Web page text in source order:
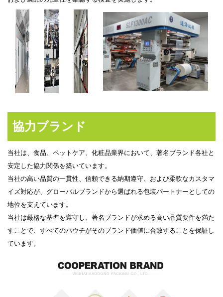
協力ブランド
当社は、食品、ペットケア、化粧品業界において、著名ブランド各社と
安定した協力関係を築いています。
当社の高い品質の一貫性、信頼できる納期遵守、および柔軟なカスタマ
イズ対応が、グローバルブランドから選ばれる包装パートナーとしての
地位を支えています。
当社は厳格な基準を遵守し、著名ブランドが求める高い品質要件を満た
すことで、すべてのパウチがそのブランド価値に合致することを保証し
ています。